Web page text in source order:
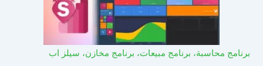
برنامج محاسبة، برنامج مبيعات، برنامج مخازن، سيلز اب